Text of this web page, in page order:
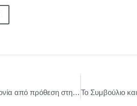
Συνελήφθη άνδρας για ανθρωποκτονία από πρόθεση στη Μεσσηνία